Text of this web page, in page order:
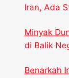
Iran, Ada
Minyak
di Balik
Benarkah